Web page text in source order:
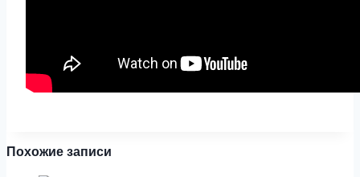
Похожие записи